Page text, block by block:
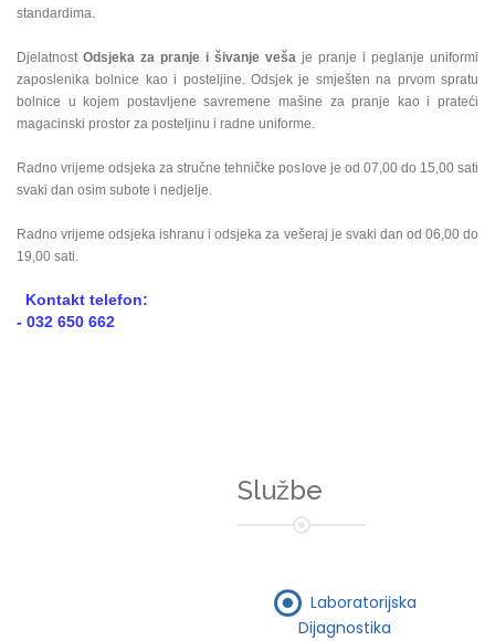
standardima.
Djelatnost Odsjeka za pranje i šivanje veša je pranje i peglanje uniformi
zaposlenika bolnice kao i posteljine. Odsjek je smješten na prvom spratu
bolnice u kojem postavljene savremene mašine za pranje kao i prateći
magacinski prostor za posteljinu i radne uniforme.
Radno vrijeme odsjeka za stručne tehničke poslove je od 07,00 do 15,00 sati
svaki dan osim subote i nedjelje.
Radno vrijeme odsjeka ishranu i odsjeka za vešeraj je svaki dan od 06,00 do
19,00 sati.
Kontakt telefon:
- 032 650 662
Službe
Laboratorijska
Dijagnostika